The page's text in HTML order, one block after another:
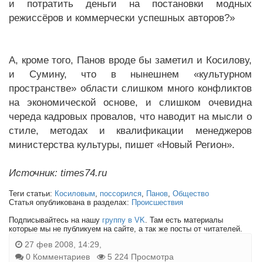
и потратить деньги на постановки модных
режиссёров и коммерчески успешных авторов?»
А, кроме того, Панов вроде бы заметил и Косилову,
и Сумину, что в нынешнем «культурном
пространстве» области слишком много конфликтов
на экономической основе, и слишком очевидна
череда кадровых провалов, что наводит на мысли о
стиле, методах и квалификации менеджеров
министерства культуры, пишет «Новый Регион».
Источник: times74.ru
Теги статьи: Косиловым, поссорился, Панов, Общество
Статья опубликована в разделах: Происшествия
Подписывайтесь на нашу группу в VK. Там есть материалы
которые мы не публикуем на сайте, а так же посты от читателей.
27 фев 2008, 14:29,
0 Комментариев
5 224 Просмотра